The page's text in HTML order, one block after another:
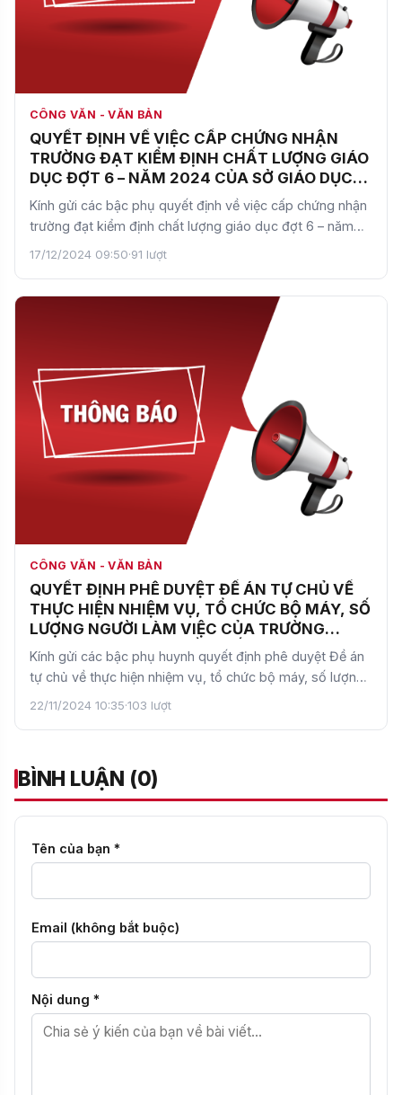
CÔNG VĂN - VĂN BẢN
QUYẾT ĐỊNH VỀ VIỆC CẤP CHỨNG NHẬN
TRƯỜNG ĐẠT KIỂM ĐỊNH CHẤT LƯỢNG GIÁO
DỤC ĐỢT 6 – NĂM 2024 CỦA SỞ GIÁO DỤC
VÀ ĐÀO TẠO HÀ NỘI
Kính gửi các bậc phụ quyết định về việc cấp chứng nhận
trường đạt kiểm định chất lượng giáo dục đợt 6 – năm
20…
17/12/2024 09:50·91 lượt
CÔNG VĂN - VĂN BẢN
QUYẾT ĐỊNH PHÊ DUYỆT ĐỀ ÁN TỰ CHỦ VỀ
THỰC HIỆN NHIỆM VỤ, TỔ CHỨC BỘ MÁY, SỐ
LƯỢNG NGƯỜI LÀM VIỆC CỦA TRƯỜNG
TRUNG HỌC CƠ SỞ CẦU GIẤY
Kính gửi các bậc phụ huynh quyết định phê duyệt Đề án
tự chủ về thực hiện nhiệm vụ, tổ chức bộ máy, số lượng
n…
22/11/2024 10:35·103 lượt
BÌNH LUẬN (0)
Tên của bạn *
Email (không bắt buộc)
Nội dung *